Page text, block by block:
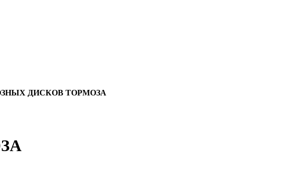
ДИСКОВ ТОРМОЗА